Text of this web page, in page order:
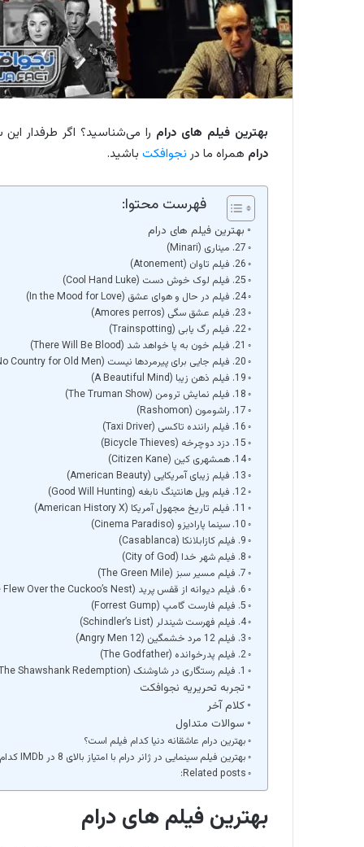
بهترین فیلم های درام را می‌شناسید؟ اگر طرفدار
درام همراه ما درنجوافکت باشید.
فهرست محتوا:
بهترین فیلم های درام
27. میناری (Minari)
26. فیلم تاوان (Atonement)
25. فیلم لوک خوش دست (Cool Hand Luke)
24. فیلم در حال و هوای عشق (In the Mood for Love)
23. فیلم عشق سگی (Amores perros)
22. فیلم رگ یابی (Trainspotting)
21. فیلم خون به پا خواهد شد (There Will Be Blood)
20. فیلم جایی برای پیرمردها نیست (No Country for Old Men)
19. فیلم ذهن زیبا (A Beautiful Mind)
18. فیلم نمایش ترومن (The Truman Show)
17. راشومون (Rashomon)
16. فیلم راننده تاکسی (Taxi Driver)
15. دزد دوچرخه (Bicycle Thieves)
14. همشهری کین (Citizen Kane)
13. فیلم زیبای آمریکایی (American Beauty)
12. فیلم ویل هانتینگ نابغه (Good Will Hunting)
11. فیلم تاریخ مجهول آمریکا (American History X)
10. سینما پارادیزو (Cinema Paradiso)
9. فیلم کازابلانکا (Casablanca)
8. فیلم شهر خدا (City of God)
7. فیلم مسیر سبز (The Green Mile)
6. فیلم دیوانه از قفس پرید (One Flew Over the Cuckoo’s Nest)
5. فیلم فارست گامپ (Forrest Gump)
4. فیلم فهرست شیندلر (Schindler’s List)
3. فیلم 12 مرد خشمگین (12 Angry Men)
2. فیلم پدرخوانده (The Godfather)
1. فیلم رستگاری در شاوشنک (The Shawshank Redemption)
تجربه تحریریه نجوافکت
کلام آخر
سوالات متداول
بهترین درام عاشقانه دنیا کدام فیلم است؟
بهترین فیلم سینمایی در ژانر درام با امتیاز بالای 8 در IMDb کدام است؟
Related posts:
بهترین فیلم های درام